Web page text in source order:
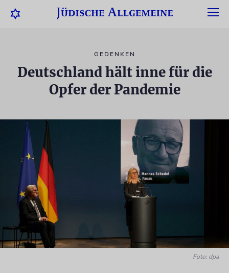
GEDENKEN
Deutschland hält inne für die
Opfer der Pandemie
Foto: dpa